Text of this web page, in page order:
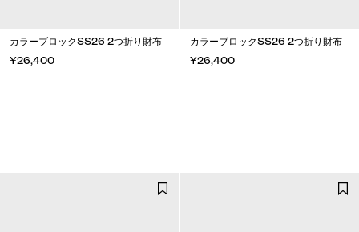
カラーブロックSS26 2つ折り財布
¥26,400
カラーブロックSS26 2つ折り財布
¥26,400